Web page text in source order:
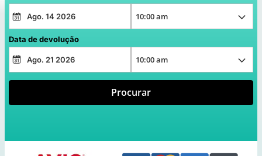
Data de devolução
Procurar